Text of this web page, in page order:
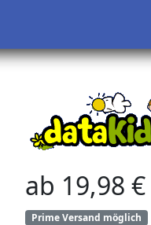
ab 19,98 €
Prime Versand möglich